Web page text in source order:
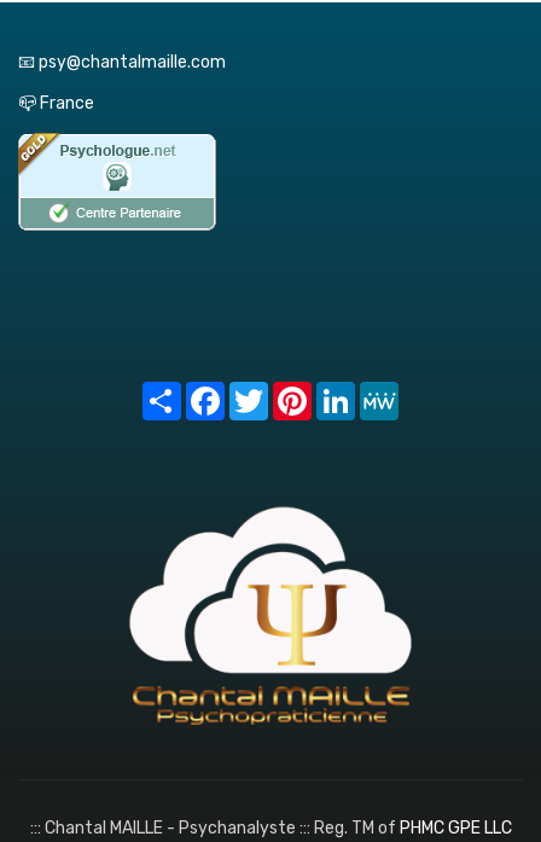
📧 psy@chantalmaille.com
📪 France
Share FacebookTwitterPinterest
LinkedIn
::: Chantal MAILLE - Psychanalyste ::: Reg. TM of PHMC GPE LLC